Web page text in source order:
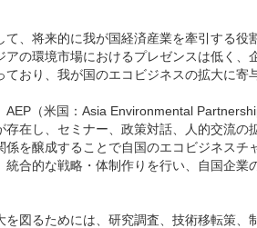
、将来的に我が国経済産業を牽引する役
アの環境市場におけるプレゼンスは低く、
おり、我が国のエコビジネスの拡大に寄
（米国：Asia Environmental
存在し、セミナー、政策対話、人的交流の
係を醸成することで自国のエコビジネス
統合的な戦略・体制作りを行い、自国企
図るためには、研究調査、技術移転策、